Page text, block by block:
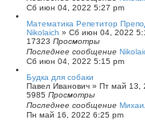
Сб июн 04, 2022 5:27 pm
Математика Репетитор
Nikolaich » Сб июн 04, 2022
17323 Просмотры
Последнее сообщение
Сб июн 04, 2022 5:15 pm
Будка для собаки
Павел Иванович » Пт май 13,
5985 Просмотры
Последнее сообщение
Пн май 16, 2022 6:25 pm